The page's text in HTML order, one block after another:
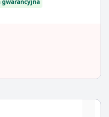
gwarancyjna